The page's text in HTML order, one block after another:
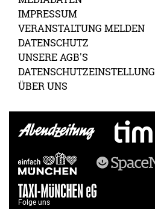
IMPRESSUM
VERANSTALTUNG MELDEN
DATENSCHUTZ
UNSERE AGB'S
ÜBER UNS
Folge uns